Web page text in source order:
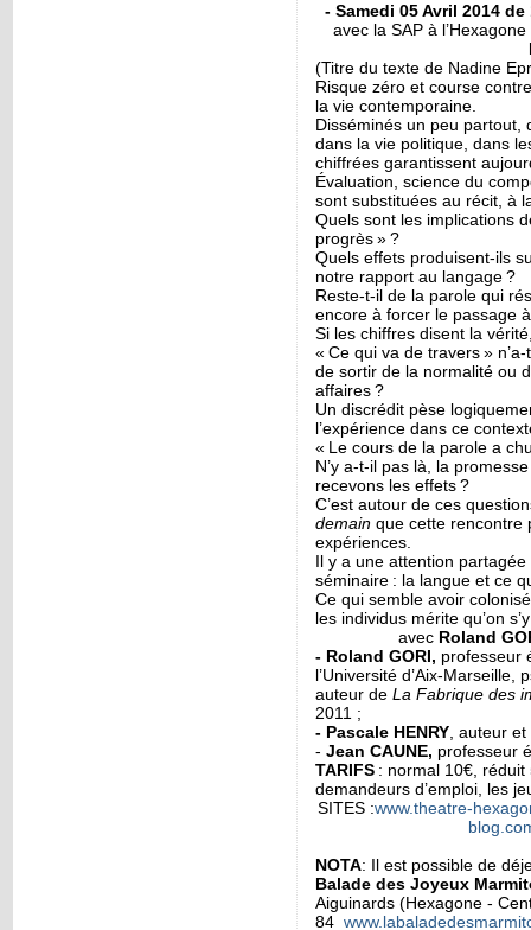
- Samedi 05 Avril 2014 de
avec la SAP à
(Titre du texte de Nadine
Risque zéro et course
la vie contemporaine.
Disséminés un peu partout,
dans la vie politique, dans
chiffrées garantissent
Évaluation, science du
sont substituées au récit, à
Quels sont les implications
progrès » ?
Quels effets produisent-ils
notre rapport au langage ?
Reste-t-il de la parole qui
encore à forcer le passage
Si les chiffres disent la
« Ce qui va de travers »
de sortir de la normalité ou
affaires ?
Un discrédit pèse
l’expérience dans ce
« Le cours de la parole a
N’y a-t-il pas là, la
recevons les effets ?
C’est autour de ces
demainque cette rencontre
expériences.
Il y a une attention
séminaire : la langue et ce
Ce qui semble avoir
les individus mérite qu’on
avec Roland
- Roland GORI, professeur
l’Université d’Aix-Marseille,
auteur de La Fabrique des
2011 ;
- Pascale HENRY, auteur et
- Jean CAUNE, professeur
TARIFS: normal 10€, réduit
demandeurs d’emploi, les
SITES :www.theatre-
NOTA: Il est possible de
Balade des Joyeux
Aiguinards (Hexagone -
84